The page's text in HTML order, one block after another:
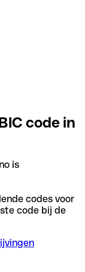
code in
is
codes voor
code bij de